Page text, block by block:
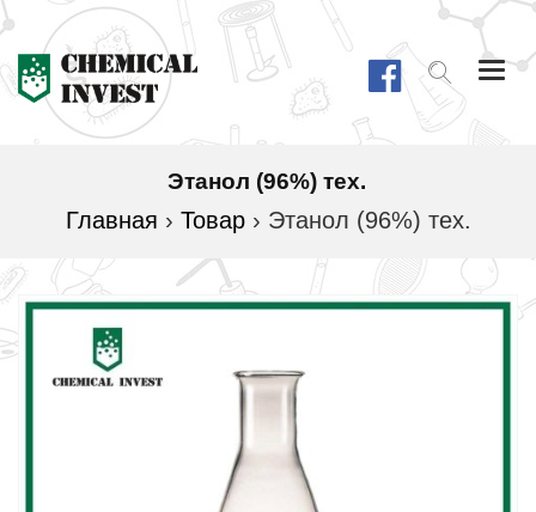
Этанол (96%) тех.
Главная › Товар › Этанол (96%) тех.